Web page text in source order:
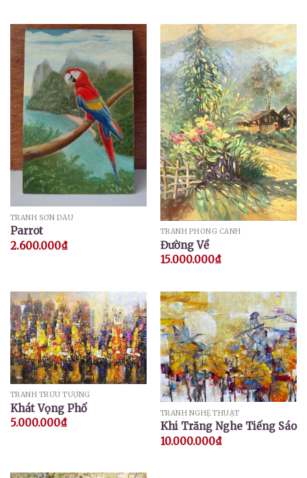
TRANH SƠN DẦU
Parrot
2.600.000₫
TRANH PHONG CẢNH
Đường Về
15.000.000₫
TRANH TRỪU TƯỢNG
Khát Vọng Phố
5.000.000₫
TRANH NGHỆ THUẬT
Khi Trăng Nghe Tiếng Sáo
10.000.000₫